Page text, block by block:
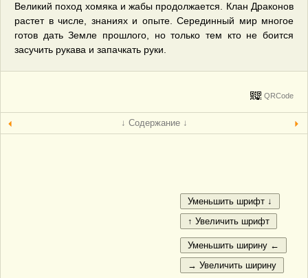
Великий поход хомяка и жабы продолжается. Клан Драконов
растет в числе, знаниях и опыте. Серединный мир многое
готов дать Земле прошлого, но только тем кто не боится
засучить рукава и запачкать руки.
QRCode
↓ Содержание ↓